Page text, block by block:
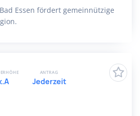
Essen fördert gemeinnützige
ANTRAG
Jederzeit